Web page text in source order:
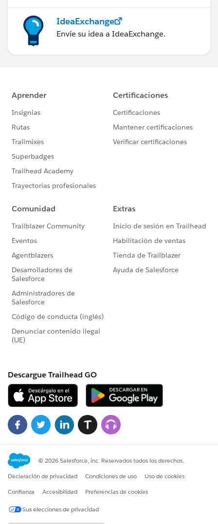
IdeaExchange
Envíe su idea a IdeaExchange.